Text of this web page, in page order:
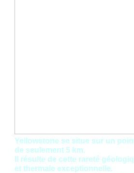
Yellowstone se situe sur un
de seulement 5 km.
Il résulte de cette rareté
et thermale exceptionnelle.